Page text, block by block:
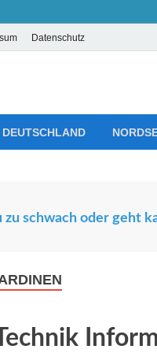
Datenschutz
DEUTSCHLAND
zu schwach oder geht